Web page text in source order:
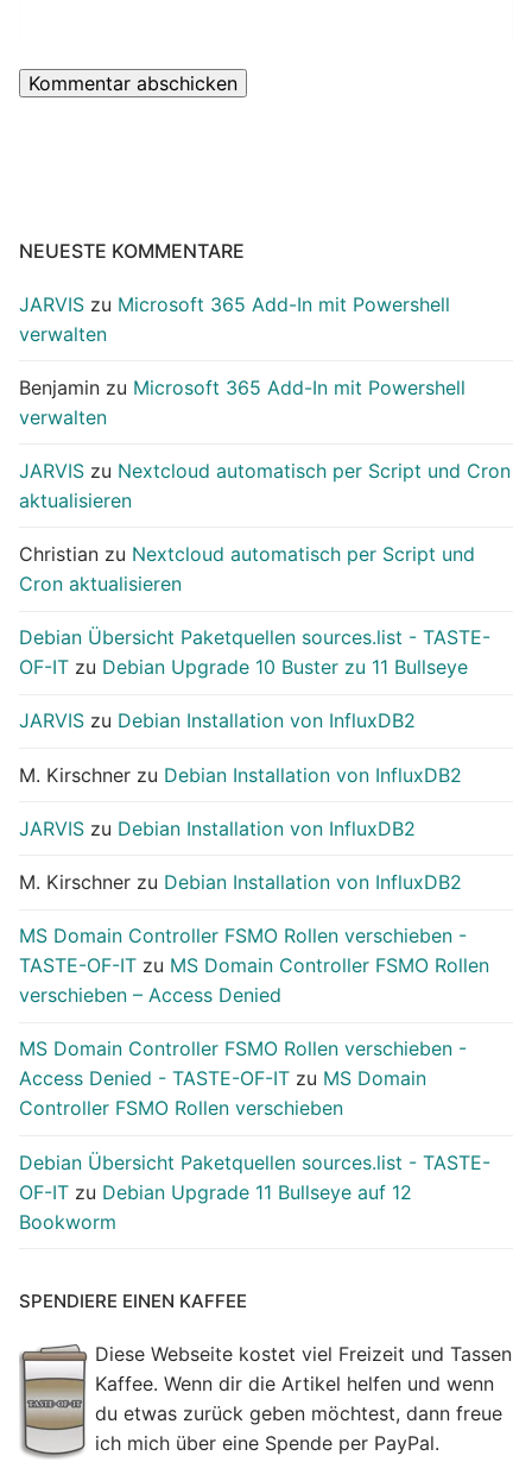
NEUESTE KOMMENTARE
JARVIS zu Microsoft 365 Add-In mit Powershell
verwalten
Benjamin zu Microsoft 365 Add-In mit Powershell
verwalten
JARVIS zu Nextcloud automatisch per Script und Cron
aktualisieren
Christian zu Nextcloud automatisch per Script und
Cron aktualisieren
Debian Übersicht Paketquellen sources.list - TASTE-
OF-IT zu Debian Upgrade 10 Buster zu 11 Bullseye
JARVIS zu Debian Installation von InfluxDB2
M. Kirschner zu Debian Installation von InfluxDB2
JARVIS zu Debian Installation von InfluxDB2
M. Kirschner zu Debian Installation von InfluxDB2
MS Domain Controller FSMO Rollen verschieben -
TASTE-OF-IT zu MS Domain Controller FSMO Rollen
verschieben – Access Denied
MS Domain Controller FSMO Rollen verschieben -
Access Denied - TASTE-OF-IT zu MS Domain
Controller FSMO Rollen verschieben
Debian Übersicht Paketquellen sources.list - TASTE-
OF-IT zu Debian Upgrade 11 Bullseye auf 12
Bookworm
SPENDIERE EINEN KAFFEE
Diese Webseite kostet viel Freizeit und Tassen
Kaffee. Wenn dir die Artikel helfen und wenn
du etwas zurück geben möchtest, dann freue
ich mich über eine Spende per PayPal.